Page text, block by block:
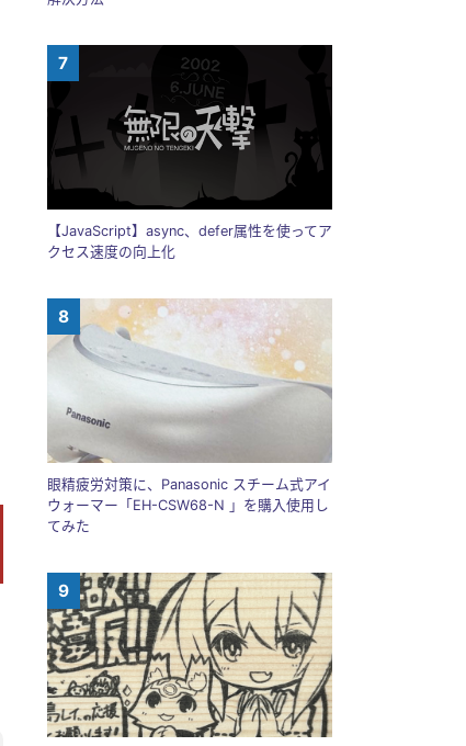
【JavaScript】async、defer属性を使ってア
クセス速度の向上化
眼精疲労対策に、Panasonic スチーム式アイ
ウォーマー「EH-CSW68-N 」を購入使用し
てみた